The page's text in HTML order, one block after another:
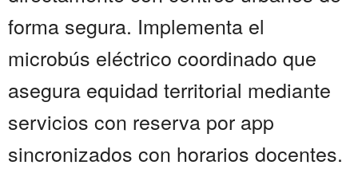
forma segura. Implementa el
microbús eléctrico coordinado que
asegura equidad territorial mediante
servicios con reserva por app
sincronizados con horarios docentes.